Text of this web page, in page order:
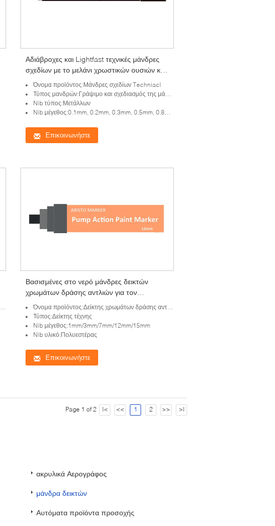
Αδιάβροχες και Lightfast τεχνικές μάνδρες
σχεδίων με το μελάνι χρωστικών ουσιών και
το ισχυρό βαρέλι PP
Όνομα προϊόντος:Μάνδρες σχεδίων Techniacl
Τύπος μανδρών:Γράψιμο και σχεδιασμός της μάνδρας
Nib τύπος:Μετάλλων
Nib μέγεθος:0.1mm, 0.2mm, 0.3mm, 0.5mm, 0.8mm&1.0mm
Επικοινωνήστε
Βασισμένες στο νερό μάνδρες δεικτών
χρωμάτων δράσης αντλιών για τον
καλλιτέχνη 1mm ζωηρό χρώμα 3mm 7mm
Όνομα προϊόντος:Δείκτης χρωμάτων δράσης αντλιών
Τύπος:Δείκτης τέχνης
Nib μέγεθος:1mm/3mm/7mm/12mm/15mm
Nib υλικό:Πολυεστέρας
Επικοινωνήστε
Page 1 of 2 |< << 1 2 >> >|
ακρυλικά Αερογράφος
μάνδρα δεικτών
Αυτόματα προϊόντα προσοχής